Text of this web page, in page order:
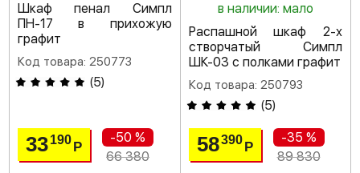
Шкаф пенал Симпл
ПН-17 в прихожую
графит
Код товара: 250773
(5)
33190Р
-50 %
66 380
в наличии: мало
Распашной шкаф 2-х
створчатый Симпл
ШК-03 с полками графит
Код товара: 250793
(5)
58390 Р
-35 %
89 830